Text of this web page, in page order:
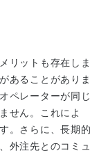
リットも存在しま
あることがありま
ペレーターが同じ
せん。これによ
。さらに、長期的
外注先とのコミュ